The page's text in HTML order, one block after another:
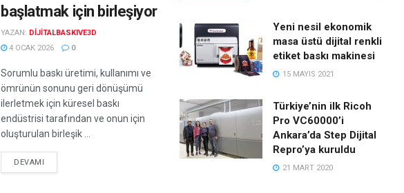
başlatmak için birleşiyor
YAZAN: DIJITALBASKIVE3D
4 OCAK 2026
0
Sorumlu baskı üretimi, kullanımı ve
ömrünün sonunu geri dönüşümü
ilerletmek için küresel baskı
endüstrisi tarafından ve onun için
oluşturulan birleşik ...
DEVAMI
Yeni nesil ekonomik
masa üstü dijital renkli
etiket baskı makinesi
15 MAYIS 2021
Türkiye’nin ilk Ricoh
Pro VC60000’i
Ankara’da Step Dijital
Repro’ya kuruldu
21 MART 2020